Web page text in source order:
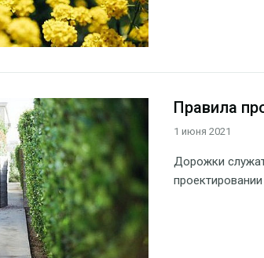
Правила
1 июня 2021
Дорожки